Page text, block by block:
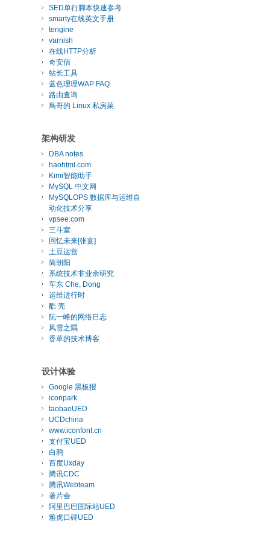
SED单行脚本快速参考
smarty在线英文手册
tengine
varnish
在线HTTP分析
奇安信
站长工具
蓝色理理WAP FAQ
路由查询
鳥哥的 Linux 私房菜
架构研发
DBA notes
haohtml.com
Kimi智能助手
MySQL 中文网
MySQLOPS 数据库与运维自
动化技术分享
vpsee.com
三斗室
回忆未来[张宴]
土豆运营
简朝阳
系统技术非业余研究
车东 Che, Dong
运维进行时
酷 壳
阮一峰的网络日志
风雪之隅
香草的技术博客
设计体验
Google 黑板报
iconpark
taobaoUED
UCDchina
www.iconfont.cn
支付宝UED
白鸦
百度Uxday
腾讯CDC
腾讯Webteam
著片会
阿里巴巴国际站UED
雅虎口碑UED